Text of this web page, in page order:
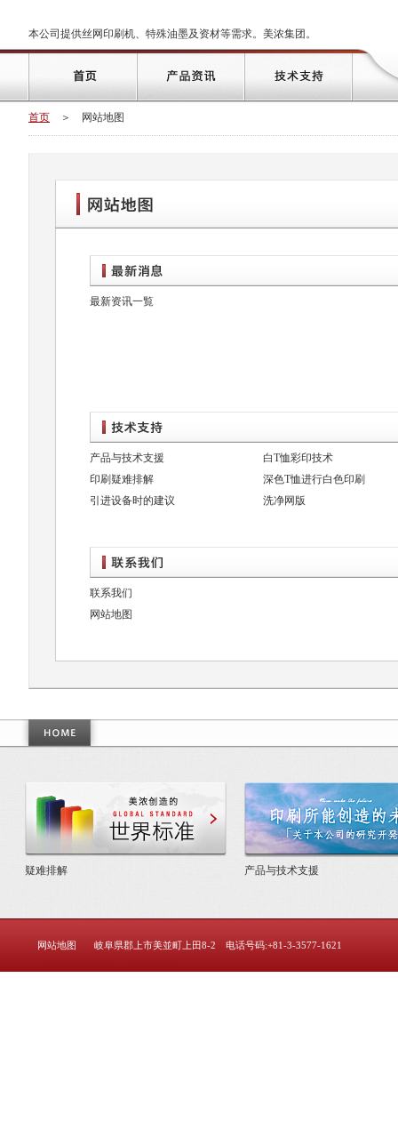
本公司提供丝网印刷机、特殊油墨及资材等需求。美浓集团。
首页 ＞ 网站地图
最新资讯一覧
产品与技术支援
印刷疑难排解
引进设备时的建议
白T恤彩印技术
深色T恤进行白色印刷
洗净网版
联系我们
网站地图
美浓创造的世界标准
疑难排解 产品与技术支援
网站地图 岐阜県郡上市美並町上田8-2 电话号码:+81-3-3577-1621